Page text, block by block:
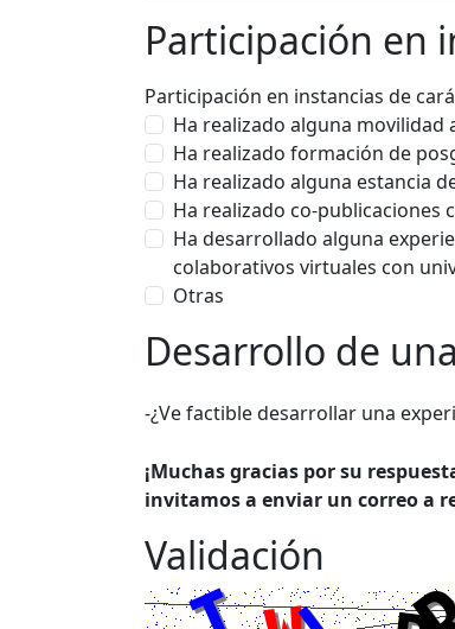
Participación en
Participación en instancias de
Ha realizado alguna movilidad
Ha realizado formación de
Ha realizado alguna estancia
Ha realizado co-publicaciones
Ha desarrollado alguna
colaborativos virtuales con
Otras
Desarrollo de
-¿Ve factible desarrollar una
¡Muchas gracias por su
invitamos a enviar un correo a
Validación